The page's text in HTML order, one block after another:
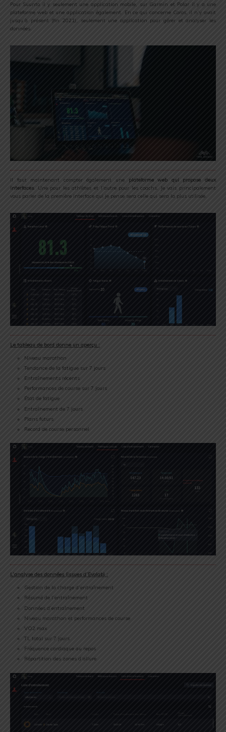
Pour Suunto il y seulement une application mobile, sur Garmin et Polar il y a une
plateforme web et une application également. En ce qui concerne Coros, il n’y avait
jusqu’à présent (fin 2021), seulement une application pour gérer et analyser les
données.
Il faut maintenant compter également une
plateforme web qui propose deux
interfaces . Une pour les athlètes et l’autre pour les coachs. Je vais principalement
vous parler de la première interface qui je pense sera celle qui sera la plus utilisée.
Le tableau de bord donne un aperçu :
Niveau marathon
Tendance de la fatigue sur 7 jours
Entraînements récents
Performances de course sur 7 jours
État de fatigue
Entraînement de 7 jours
Plans futurs
Record de course personnel
L’analyse des données (issues d’Evolab) :
Gestion de la charge d’entraînement
Résumé de l’entraînement
Données d’entraînement
Niveau marathon et performances de course
VO2 max
TL total sur 7 jours
Fréquence cardiaque au repos
Répartition des zones d’allure